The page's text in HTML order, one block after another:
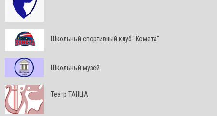
Школьный спортивный клуб "Комета"
Школьный музей
Театр ТАНЦА